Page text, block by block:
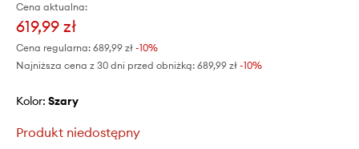
Cena aktualna:
619,99 zł
Cena regularna: 689,99 zł -10%
Najniższa cena z 30 dni przed obniżką: 689,99 zł -10%
Kolor: szary
Produkt niedostępny